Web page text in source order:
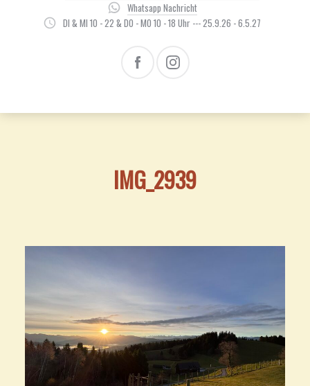
Whatsapp Nachricht
DI & MI 10 - 22 & DO - MO 10 - 18 Uhr --- 25.9.26 - 6.5.27
IMG_2939